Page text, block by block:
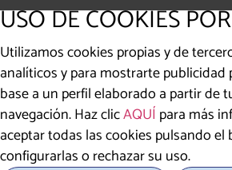
USO DE COOKIES
Utilizamos cookies propias y de
analíticos y para mostrarte publicidad
base a un perfil elaborado a partir de
navegación. Haz clicAQUÍ para más
aceptar todas las cookies pulsando el
configurarlas o rechazar su uso.